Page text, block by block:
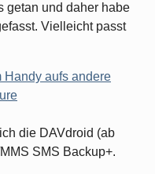
getan und daher habe
Vielleicht passt
Handy aufs andere
die DAVdroid (ab
SMS Backup+.